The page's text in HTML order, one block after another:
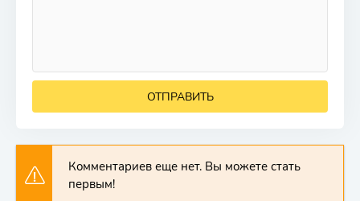
ОТПРАВИТЬ
Комментариев еще нет. Вы можете стать
первым!